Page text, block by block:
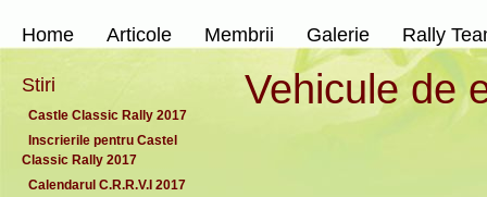
Home Articole Membrii Galerie Rally
Stiri
Castle Classic Rally 2017
Inscrierile pentru Castel
Classic Rally 2017
Calendarul C.R.R.V.I 2017
Vehicule de